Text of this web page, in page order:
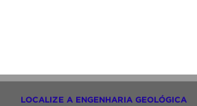
LOCALIZE A ENGENHARIA GEOLÓGICA